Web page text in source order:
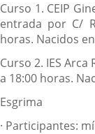
Curso 1. CEIP
entrada por C/
horas. Nacidos
Curso 2. IES Arca
a 18:00 horas.
Esgrima
· Participantes: